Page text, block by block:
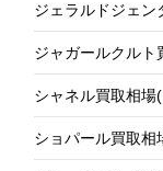
ジェラルドジェン
ジャガールクルト
シャネル買取相場
ショパール買取相